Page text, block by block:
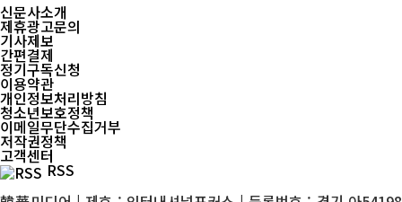
신문사소개
제휴광고문의
기사제보
간편결제
정기구독신청
이용약관
개인정보처리방침
청소년보호정책
이메일무단수집거부
저작권정책
고객센터
RSS